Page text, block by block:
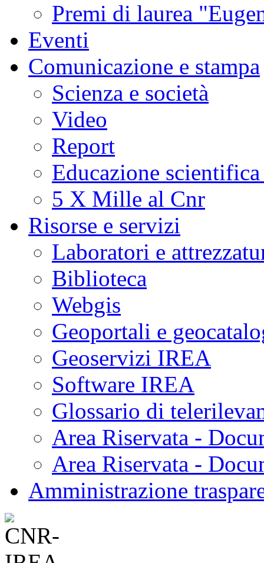
Premi di laurea
Eventi
Comunicazione e stampa
Scienza e società
Video
Report
Educazione
5 X Mille al Cnr
Risorse e servizi
Laboratori e
Biblioteca
Webgis
Geoportali e
Geoservizi IREA
Software IREA
Glossario di
Area Riservata -
Area Riservata -
Amministrazione